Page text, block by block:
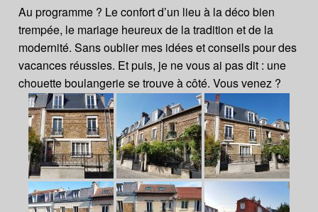
Au programme ? Le confort d’un lieu à la déco bien
trempée, le mariage heureux de la tradition et de la
modernité. Sans oublier mes idées et conseils pour des
vacances réussies. Et puis, je ne vous ai pas dit : une
chouette boulangerie se trouve à côté. Vous venez ?